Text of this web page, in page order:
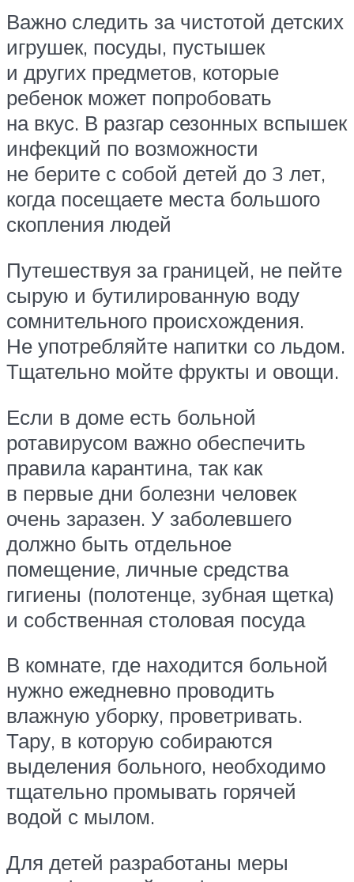
Важно следить за чистотой детских
игрушек, посуды, пустышек
и других предметов, которые
ребенок может попробовать
на вкус. В разгар сезонных вспышек
инфекций по возможности
не берите с собой детей до 3 лет,
когда посещаете места большого
скопления людей
Путешествуя за границей, не пейте
сырую и бутилированную воду
сомнительного происхождения.
Не употребляйте напитки со льдом.
Тщательно мойте фрукты и овощи.
Если в доме есть больной
ротавирусом важно обеспечить
правила карантина, так как
в первые дни болезни человек
очень заразен. У заболевшего
должно быть отдельное
помещение, личные средства
гигиены (полотенце, зубная щетка)
и собственная столовая посуда
В комнате, где находится больной
нужно ежедневно проводить
влажную уборку, проветривать.
Тару, в которую собираются
выделения больного, необходимо
тщательно промывать горячей
водой с мылом.
Для детей разработаны меры